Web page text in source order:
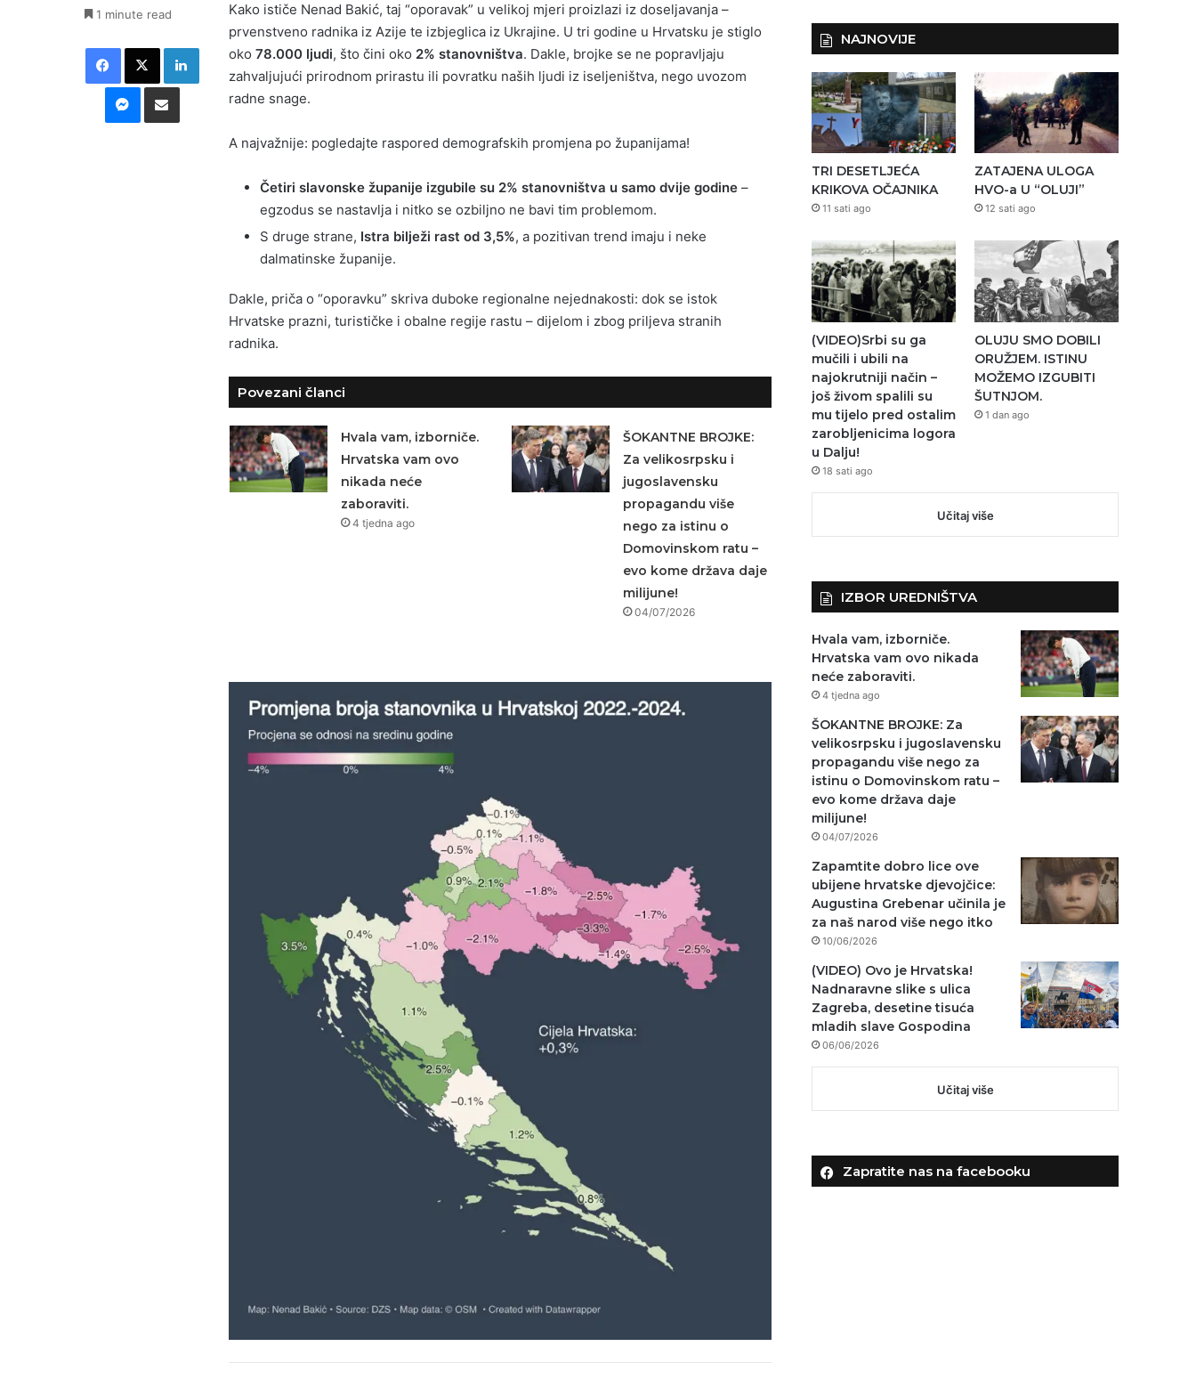
Kako ističe Nenad Bakić, taj “oporavak” u velikoj mjeri proizlazi iz doseljavanja –
prvenstveno radnika iz Azije te izbjeglica iz Ukrajine. U tri godine u Hrvatsku je stiglo
oko 78.000 ljudi, što čini oko 2% stanovništva. Dakle, brojke se ne popravljaju
zahvaljujući prirodnom prirastu ili povratku naših ljudi iz iseljeništva, nego uvozom
radne snage.
A najvažnije: pogledajte raspored demografskih promjena po županijama!
Četiri slavonske županije izgubile su 2% stanovništva u samo dvije godine –
egzodus se nastavlja i nitko se ozbiljno ne bavi tim problemom.
S druge strane, Istra bilježi rast od 3,5%, a pozitivan trend imaju i neke
dalmatinske županije.
Dakle, priča o “oporavku” skriva duboke regionalne nejednakosti: dok se istok
Hrvatske prazni, turističke i obalne regije rastu – dijelom i zbog priljeva stranih
radnika.
Povezani članci
Hvala vam, izborniče.
Hrvatska vam ovo
nikada neće
zaboraviti.
4 tjedna ago
ŠOKANTNE BROJKE:
Za velikosrpsku i
jugoslavensku
propagandu više
nego za istinu o
Domovinskom ratu –
evo kome država daje
milijune!
04/07/2026
1 minute read
Facebook
X LinkedIn
Messenger
Podijeli putem E-maila
NAJNOVIJE
TRI DESETLJEĆA
KRIKOVA OČAJNIKA
11 sati ago
ZATAJENA ULOGA
HVO-a U “OLUJI”
12 sati ago
(VIDEO)Srbi su ga
mučili i ubili na
najokrutniji način –
još živom spalili su
mu tijelo pred ostalim
zarobljenicima logora
u Dalju!
18 sati ago
OLUJU SMO DOBILI
ORUŽJEM. ISTINU
MOŽEMO IZGUBITI
ŠUTNJOM.
1 dan ago
Učitaj više
IZBOR UREDNIŠTVA
Hvala vam, izborniče.
Hrvatska vam ovo nikada
neće zaboraviti.
4 tjedna ago
ŠOKANTNE BROJKE: Za
velikosrpsku i jugoslavensku
propagandu više nego za
istinu o Domovinskom ratu –
evo kome država daje
milijune!
04/07/2026
Zapamtite dobro lice ove
ubijene hrvatske djevojčice:
Augustina Grebenar učinila je
za naš narod više nego itko
10/06/2026
(VIDEO) Ovo je Hrvatska!
Nadnaravne slike s ulica
Zagreba, desetine tisuća
mladih slave Gospodina
06/06/2026
Učitaj više
Zapratite nas na facebooku